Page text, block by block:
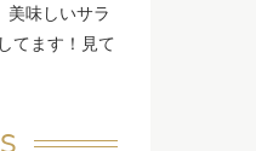
美味しいサラ
てます！見て